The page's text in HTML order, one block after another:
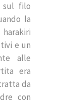
sul filo
la
e un
alle
era
da
con